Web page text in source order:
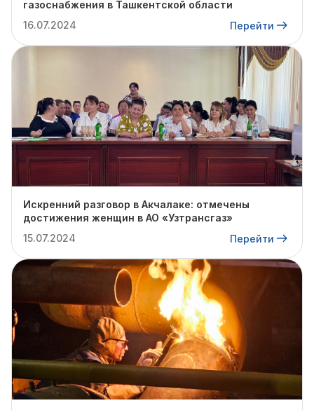
газоснабжения в Ташкентской области
16.07.2024
Перейти
Искренний разговор в Акчалаке: отмечены
достижения женщин в АО «Узтрансгаз»
15.07.2024
Перейти